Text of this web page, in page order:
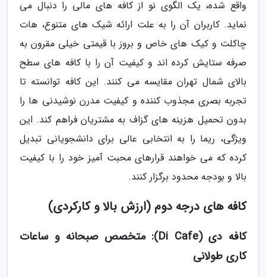
واقع شده، یک الگوی نو از کافه های مالی را دنبال می
نماید. کاربران آن را به علت ارائه شیک های متنوع، هات
چاکلت و کیک های خاص و بروز با قیمتی خیلی مقرون به
صرفه ستایش کرده اند و کیفیت آن را با کافه های سطح
بالای شمال تهران مقایسه می کنند. این کافه توانسته تا
تجربه بصری مجذوب کننده و کیفیت مدرن نوشیدنی ها را
بدون تحمیل هزینه های گزاف به مشتریان فراهم کند. این
ویژگی، ریما را به انتخابی عالی برای دانشجویانی تبدیل
کرده که می خواهند قرارهای محبت آمیز خود را با کیفیت
بالا و بودجه محدود برگزار کنند.
کافه های درجه دوم (ارزش بالا و کارکردی)
کافه دی (Di Cafe): متخصص صبحانه و ساعات
کاری طولانی